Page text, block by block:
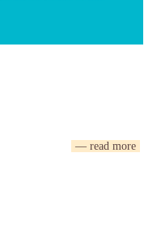
— read more